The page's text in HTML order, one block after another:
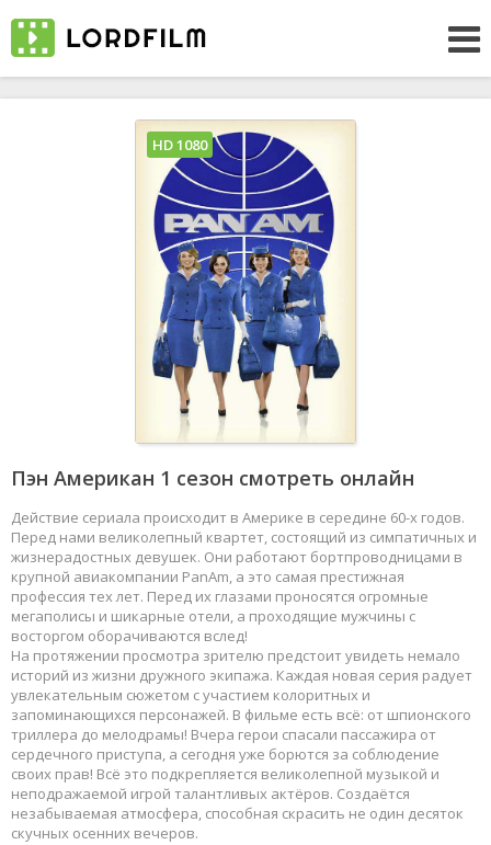
Пэн Американ 1 сезон смотреть онлайн
Действие сериала происходит в Америке в середине 60-х годов.
Перед нами великолепный квартет, состоящий из симпатичных и
жизнерадостных девушек. Они работают бортпроводницами в
крупной авиакомпании PanAm, а это самая престижная
профессия тех лет. Перед их глазами проносятся огромные
мегаполисы и шикарные отели, а проходящие мужчины с
восторгом оборачиваются вслед!
На протяжении просмотра зрителю предстоит увидеть немало
историй из жизни дружного экипажа. Каждая новая серия радует
увлекательным сюжетом с участием колоритных и
запоминающихся персонажей. В фильме есть всё: от шпионского
триллера до мелодрамы! Вчера герои спасали пассажира от
сердечного приступа, а сегодня уже борются за соблюдение
своих прав! Всё это подкрепляется великолепной музыкой и
неподражаемой игрой талантливых актёров. Создаётся
незабываемая атмосфера, способная скрасить не один десяток
скучных осенних вечеров.
HD 1080